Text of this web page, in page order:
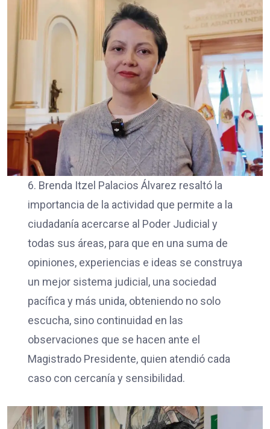
6. Brenda Itzel Palacios Álvarez resaltó la
importancia de la actividad que permite a la
ciudadanía acercarse al Poder Judicial y
todas sus áreas, para que en una suma de
opiniones, experiencias e ideas se construya
un mejor sistema judicial, una sociedad
pacífica y más unida, obteniendo no solo
escucha, sino continuidad en las
observaciones que se hacen ante el
Magistrado Presidente, quien atendió cada
caso con cercanía y sensibilidad.